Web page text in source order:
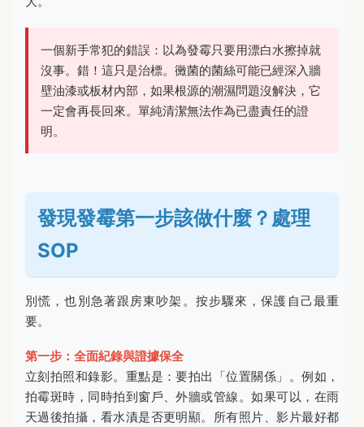
一個新手常犯的錯誤：以為發霉只要用漂白水擦掉就
沒事。錯！這只是治標。黴菌的菌絲可能已經深入牆
壁油漆或板材內部，如果根源的潮濕問題沒解決，它
一定會再長回來。單純清潔無法作為已盡責任的證
明。
發現發霉第一步該做什麼？處理
SOP
別慌，也別急著跟房東吵架。按步驟來，保護自己最重
要。
第一步：全面紀錄與證據保全
立刻拍照和錄影。重點是：要拍出「位置關係」。例如，
拍霉斑時，同時拍到窗戶、外牆或管線。如果可以，在雨
天過後拍攝，看水漬是否更明顯。所有照片、影片最好都